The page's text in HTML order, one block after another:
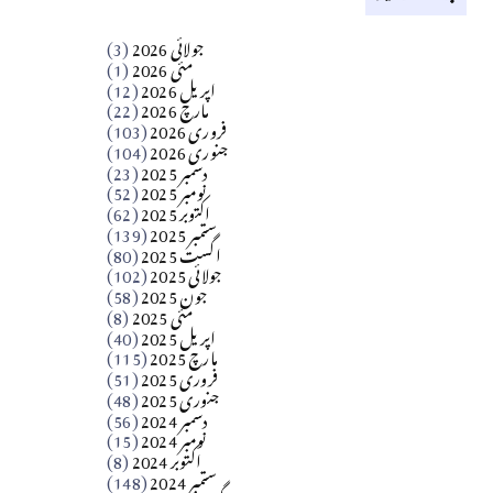
آزاد کشمیر جیسے احتجاج کی ضرورت ہے؟
جولائی 2026 (3) مئی 2026 (1) اپریل 2026 (12) مارچ 2026 (22) فروری 2026 (103) جنوری 2026 (104) دسمبر 2025 (23) نومبر 2025 (52) اکتوبر 2025 (62) ستمبر 2025 (139) اگست 2025 (80) جولائی 2025 (102) جون 2025 (58) مئی 2025 (8) اپریل 2025 (40) مارچ 2025 (115) فروری 2025 (51) جنوری 2025 (48) دسمبر 2024 (56) نومبر 2024 (15) اکتوبر 2024 (8) ستمبر 2024 (148)